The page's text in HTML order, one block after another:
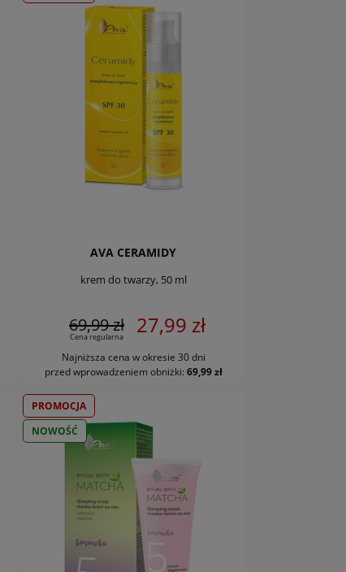
AVA CERAMIDY
krem do twarzy, 50 ml
69,99 zł
Cena regularna 27,99 zł
Najniższa cena w okresie 30 dni
przed wprowadzeniem obniżki: 69,99 zł
DO KOSZYKA
PROMOCJA
NOWOŚĆ